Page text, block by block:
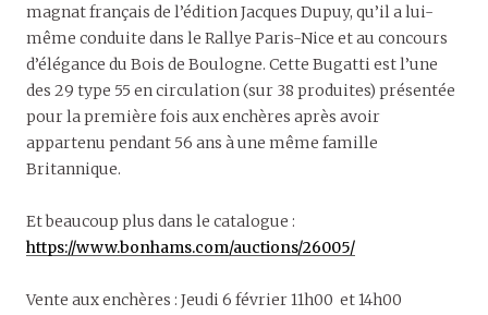
magnat français de l’édition Jacques Dupuy, qu’il a lui-
même conduite dans le Rallye Paris-Nice et au concours
d’élégance du Bois de Boulogne. Cette Bugatti est l’une
des 29 type 55 en circulation (sur 38 produites) présentée
pour la première fois aux enchères après avoir
appartenu pendant 56 ans à une même famille
Britannique.
Et beaucoup plus dans le catalogue :
https://www.bonhams.com/auctions/26005/
Vente aux enchères : Jeudi 6 février 11h00 et 14h00